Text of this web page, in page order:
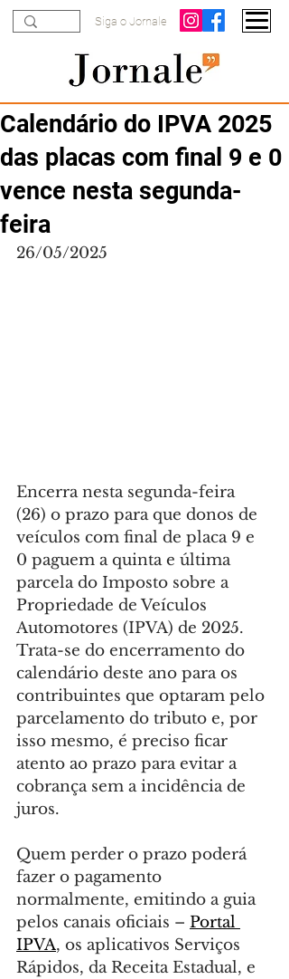
Siga o Jornale
Calendário do IPVA 2025
das placas com final 9 e 0
vence nesta segunda-
feira
26/05/2025
Encerra nesta segunda-feira
(26) o prazo para que donos de
veículos com final de placa 9 e
0 paguem a quinta e última
parcela do Imposto sobre a
Propriedade de Veículos
Automotores (IPVA) de 2025.
Trata-se do encerramento do
calendário deste ano para os
contribuintes que optaram pelo
parcelamento do tributo e, por
isso mesmo, é preciso ficar
atento ao prazo para evitar a
cobrança sem a incidência de
juros.
Quem perder o prazo poderá
fazer o pagamento
normalmente, emitindo a guia
pelos canais oficiais – Portal
IPVA, os aplicativos Serviços
Rápidos, da Receita Estadual, e